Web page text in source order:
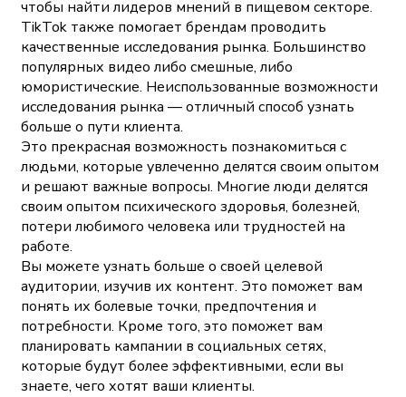
чтобы найти лидеров мнений в пищевом секторе.
TikTok также помогает брендам проводить
качественные исследования рынка. Большинство
популярных видео либо смешные, либо
юмористические. Неиспользованные возможности
исследования рынка — отличный способ узнать
больше о пути клиента.
Это прекрасная возможность познакомиться с
людьми, которые увлеченно делятся своим опытом
и решают важные вопросы. Многие люди делятся
своим опытом психического здоровья, болезней,
потери любимого человека или трудностей на
работе.
Вы можете узнать больше о своей целевой
аудитории, изучив их контент. Это поможет вам
понять их болевые точки, предпочтения и
потребности. Кроме того, это поможет вам
планировать кампании в социальных сетях,
которые будут более эффективными, если вы
знаете, чего хотят ваши клиенты.